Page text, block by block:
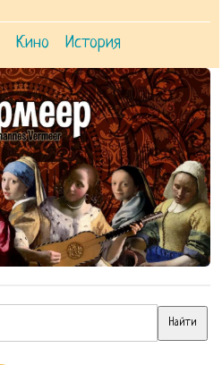
Кино История